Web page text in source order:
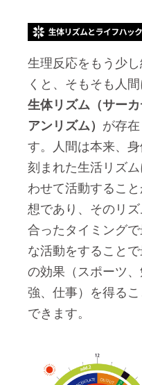
生理反応をもう少
くと、そもそも人
生体リズム（サー
アンリズム） が存
す。人間は本来、
刻まれた生活リズ
わせて活動するこ
想であり、そのリ
合ったタイミング
な活動をすること
の効果（スポーツ
強、仕事）を得る
できます。